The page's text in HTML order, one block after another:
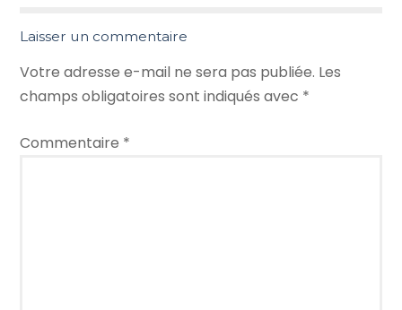
Laisser un commentaire
Votre adresse e-mail ne sera pas publiée. Les
champs obligatoires sont indiqués avec *
Commentaire *